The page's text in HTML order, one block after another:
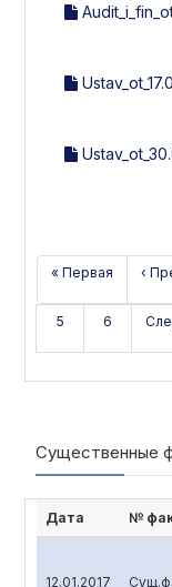
« Первая ‹
5 6
Существенные
Дата №
12.01.2017